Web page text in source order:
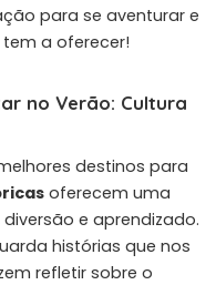
para se aventurar e
a oferecer!
no Verão: Cultura
destinos para
oferecem uma
e aprendizado.
histórias que nos
refletir sobre o